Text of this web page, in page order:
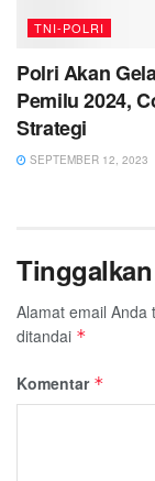
TNI-POLRI
Polri Akan
Pemilu 2024,
Strategi
SEPTEMBER 12, 2023
Alamat email Anda
ditandai *
Komentar *